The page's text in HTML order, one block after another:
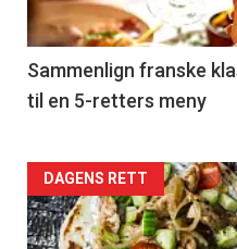
-
5
Sammenlign franske
til en 5-retters meny
Forsiden
akkurat
DAGENS RETT